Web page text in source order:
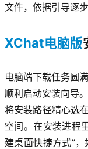
文件，依据引导逐
XChat电脑版
电脑端下载任务圆
顺利启动安装向导
将安装路径精心选
空间。在安装进程
建桌面快捷方式”